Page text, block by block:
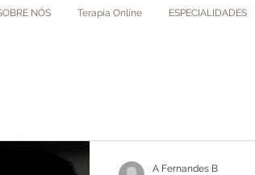
NÓS Terapia Online ESPECIALIDADES
A Fernandes B